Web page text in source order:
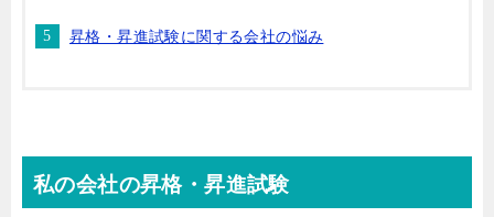
昇格・昇進試験に関する会社の悩み
私の会社の昇格・昇進試験